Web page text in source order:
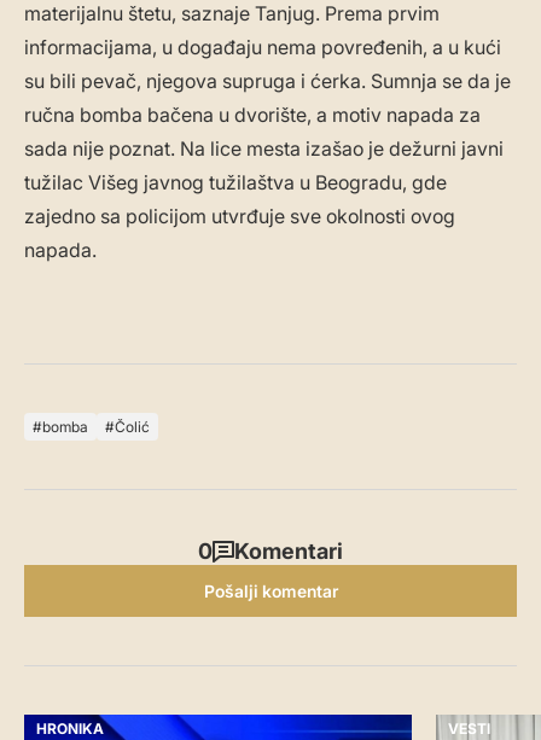
materijalnu štetu, saznaje Tanjug. Prema prvim
informacijama, u događaju nema povređenih, a u kući
su bili pevač, njegova supruga i ćerka. Sumnja se da je
ručna bomba bačena u dvorište, a motiv napada za
sada nije poznat. Na lice mesta izašao je dežurni javni
tužilac Višeg javnog tužilaštva u Beogradu, gde
zajedno sa policijom utvrđuje sve okolnosti ovog
napada.
bomba Čolić
0 Komentari
Pošalji komentar
HRONIKA VESTI